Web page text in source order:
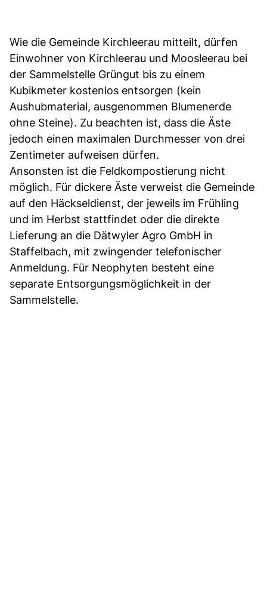
Wie die Gemeinde Kirchleerau mitteilt, dürfen
Einwohner von Kirchleerau und Moosleerau bei
der Sammelstelle Grüngut bis zu einem
Kubikmeter kostenlos entsorgen (kein
Aushubmaterial, ausgenommen Blumenerde
ohne Steine). Zu beachten ist, dass die Äste
jedoch einen maximalen Durchmesser von drei
Zentimeter aufweisen dürfen.
Ansonsten ist die Feldkompostierung nicht
möglich. Für dickere Äste verweist die Gemeinde
auf den Häckseldienst, der jeweils im Frühling
und im Herbst stattfindet oder die direkte
Lieferung an die Dätwyler Agro GmbH in
Staffelbach, mit zwingender telefonischer
Anmeldung. Für Neophyten besteht eine
separate Entsorgungsmöglichkeit in der
Sammelstelle.